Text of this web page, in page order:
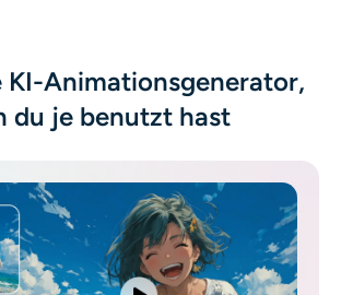
KI-Animationsgenerator,
du je benutzt hast